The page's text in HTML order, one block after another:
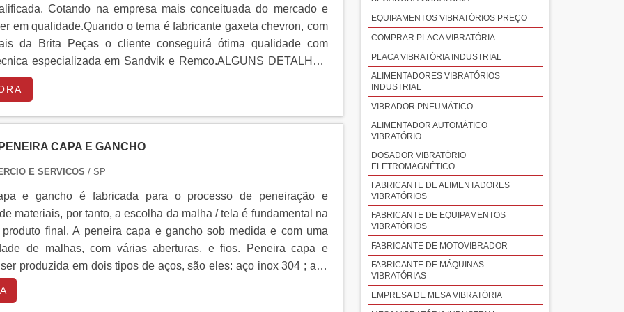
Cotando na empresa mais conceituada do mercado e
em qualidade.Quando o tema é fabricante gaxeta chevron, com
da Brita Peças o cliente conseguirá ótima qualidade com
especializada em Sandvik e Remco.ALGUNS DETALHES
GAXETA CHEVRONA Brita Peças canaliza seus
uma estrutura com escritório de alta qualidade onde são
e estrutura suficiente para atender todas as demandas,
de uma empresa demonstrar competência, excelência e
área de atuação. A Brita Peças se mostra referência por ter:
Atendimento a clientes de pequeno, médio e grande porte;
qualidade onde são realizadas as atividades. Ainda tratando-
gaxeta chevron, deve-se descartar empresas que não tenham
com ótima qualidade e assertividade, pontos importantes
no planejamento de empresas que visam apenas o lucro,
nos outros fatores.É por esses e outros motivos que a Brita
empresa inovadora quando falamos do segmento de peças e
CAPA E GANCHO
E SERVICOS / SP
e gancho é fabricada para o processo de peneiração e
materiais, por tanto, a escolha da malha / tela é fundamental na
final. A peneira capa e gancho sob medida e com uma
de malhas, com várias aberturas, e fios. Peneira capa e
produzida em dois tipos de aços, são eles: aço inox 304 ; aço
EQUIPAMENTOS VIBRATÓRIOS PREÇO
COMPRAR PLACA VIBRATÓRIA
PLACA VIBRATÓRIA INDUSTRIAL
ALIMENTADORES VIBRATÓRIOS
INDUSTRIAL
VIBRADOR PNEUMÁTICO
ALIMENTADOR AUTOMÁTICO
VIBRATÓRIO
DOSADOR VIBRATÓRIO
ELETROMAGNÉTICO
FABRICANTE DE ALIMENTADORES
VIBRATÓRIOS
FABRICANTE DE EQUIPAMENTOS
VIBRATÓRIOS
FABRICANTE DE MOTOVIBRADOR
FABRICANTE DE MÁQUINAS
VIBRATÓRIAS
EMPRESA DE MESA VIBRATÓRIA